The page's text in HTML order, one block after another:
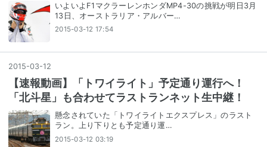
いよいよF1マクラーレンホンダMP4-30の挑戦が明日3月
13日、オーストラリア・アルバー…
2015-03-12 17:54
2015-03-12
【速報動画】「トワイライト」予定通り運行へ！
「北斗星」も合わせてラストランネット生中継！
懸念されていた「トワイライトエクスプレス」のラスト
ラン。上り下りとも予定通り運…
2015-03-12 03:19